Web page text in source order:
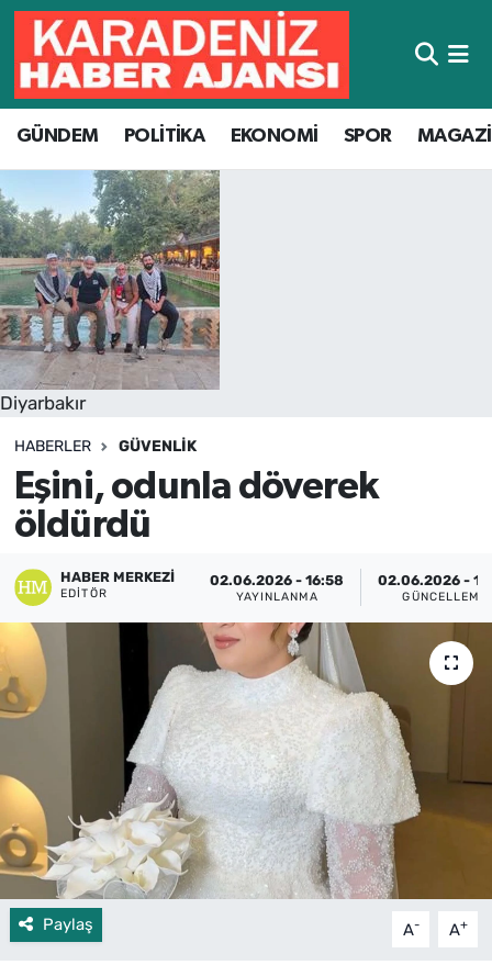
GÜNDEM POLİTİKA EKONOMİ SPOR
Diyarbakır
HABERLER GÜVENLIK
Eşini, odunla döverek
öldürdü
HABER MERKEZI
EDITÖR
02.06.2026 - 16:58
YAYINLANMA
02.06.2026 -
GÜNCELLEME
Paylaş A- A+
Hava Durumu
Trafik Durumu
Süper Lig Puan Durumu ve Fikstür
Tüm Manşetler
Son Dakika Haberleri
Haber Arşivi